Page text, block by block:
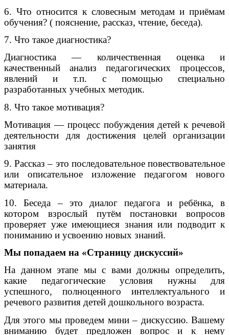
6. Что относится к словесным методам и приёмам
обучения? ( пояснение, рассказ, чтение, беседа).
7. Что такое диагностика?
Диагностика — количественная оценка и
качественный анализ педагогических процессов,
явлений и т.п. с помощью специально
разработанных учебных методик.
8. Что такое мотивация?
Мотивация — процесс побуждения детей к речевой
деятельности для достижения целей организации
занятия
9. Рассказ – это последовательное повествовательное
или описательное изложение педагогом нового
материала.
10. Беседа – это диалог педагога и ребёнка, в
котором взрослый путём постановки вопросов
проверяет уже имеющиеся знания или подводит к
пониманию и усвоению новых знаний.
Мы попадаем на «Страницу дискуссий»
На данном этапе мы с вами должны определить,
какие педагогические условия нужны для
успешного, полноценного интеллектуального и
речевого развития детей дошкольного возраста.
Для этого мы проведем мини – дискуссию. Вашему
вниманию будет предложен вопрос и к нему